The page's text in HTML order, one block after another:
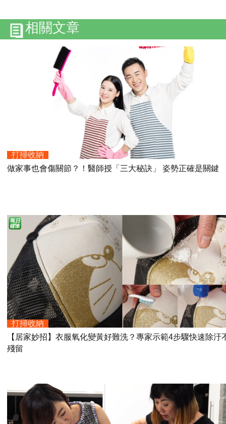
相關文章
打掃收納
做家事也會傷關節？！醫師授「三大秘訣」 姿勢正確是關鍵
打掃收納
【居家妙招】衣服氧化變黃好難洗？專家示範4步驟快速除汙
殘留